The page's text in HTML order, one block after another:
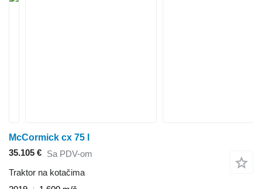
McCormick cx 75 l
35.105 € Sa PDV-om
Traktor na kotačima